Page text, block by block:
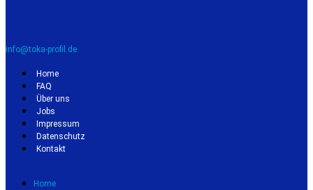
info@toka-profil.de
Home
FAQ
Über uns
Jobs
Impressum
Datenschutz
Kontakt
Home